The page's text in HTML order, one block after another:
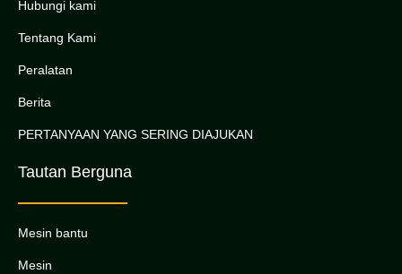
Hubungi kami
Tentang Kami
Peralatan
Berita
PERTANYAAN YANG SERING DIAJUKAN
Tautan Berguna
Mesin bantu
Mesin